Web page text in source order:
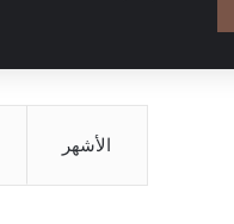
الأشهر